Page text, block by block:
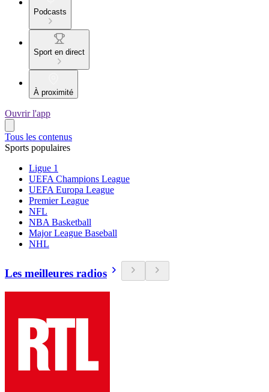
Podcasts
Sport en direct
À proximité
Ouvrir l'app
Tous les contenus
Sports populaires
Ligue 1
UEFA Champions League
UEFA Europa League
Premier League
NFL
NBA Basketball
Major League Baseball
NHL
Les meilleures radios